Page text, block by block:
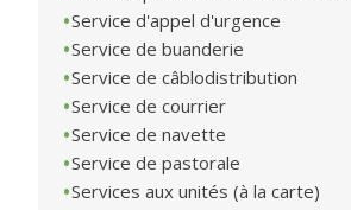
Service d'appel d'urgence
Service de buanderie
Service de câblodistribution
Service de courrier
Service de navette
Service de pastorale
Services aux unités (à la carte)